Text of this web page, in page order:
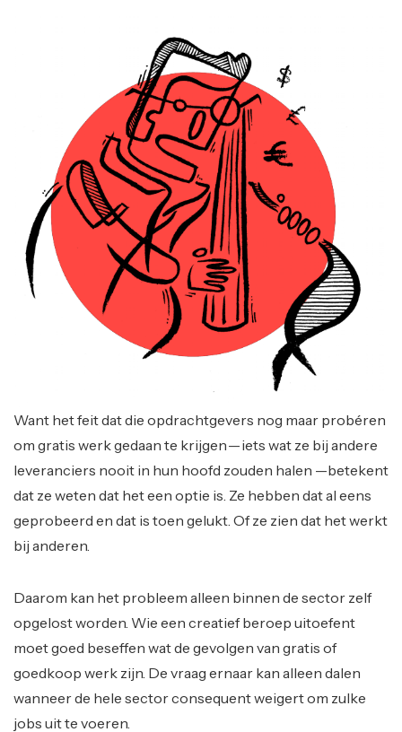
Want het feit dat die opdrachtgevers nog maar probéren
om gratis werk gedaan te krijgen — iets wat ze bij andere
leveranciers nooit in hun hoofd zouden halen —betekent
dat ze weten dat het een optie is. Ze hebben dat al eens
geprobeerd en dat is toen gelukt. Of ze zien dat het werkt
bij anderen.
Daarom kan het probleem alleen binnen de sector zelf
opgelost worden. Wie een creatief beroep uitoefent
moet goed beseffen wat de gevolgen van gratis of
goedkoop werk zijn. De vraag ernaar kan alleen dalen
wanneer de hele sector consequent weigert om zulke
jobs uit te voeren.